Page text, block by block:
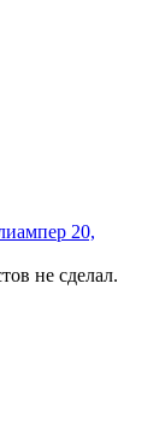
20,
не сделал.